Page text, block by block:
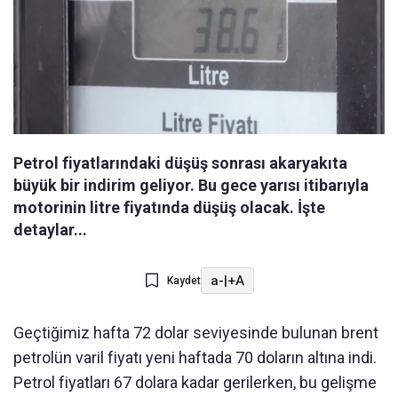
Petrol fiyatlarındaki düşüş sonrası akaryakıta
büyük bir indirim geliyor. Bu gece yarısı itibarıyla
motorinin litre fiyatında düşüş olacak. İşte
detaylar...
Kaydet a-|+A
Geçtiğimiz hafta 72 dolar seviyesinde bulunan brent
petrolün varil fiyatı yeni haftada 70 doların altına indi.
Petrol fiyatları 67 dolara kadar gerilerken, bu gelişme